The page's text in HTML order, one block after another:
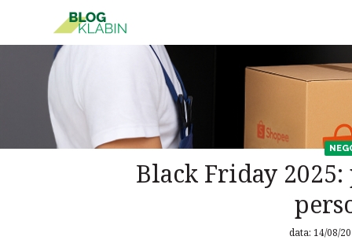
Pular para o Conteúdo principal
Black Friday
data: 14/08/